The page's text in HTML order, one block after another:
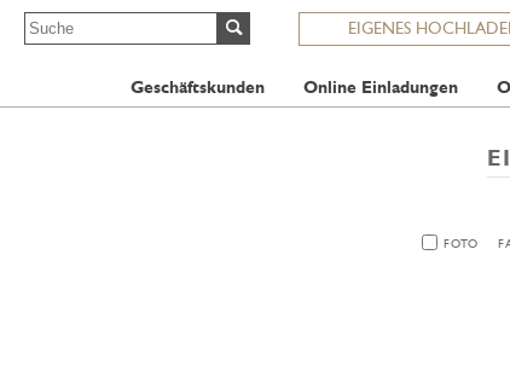
EIGENES
Geschäftskunden Online Einladungen
FOTO